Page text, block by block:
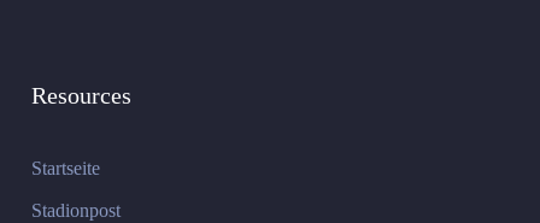
Resources
Startseite
Stadionpost